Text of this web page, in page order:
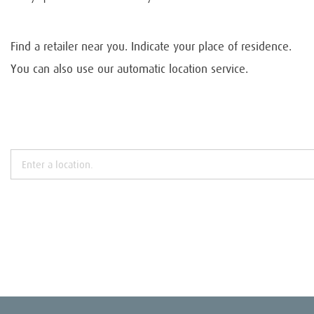
Find a retailer near you. Indicate your place of residence.
You can also use our automatic location service.